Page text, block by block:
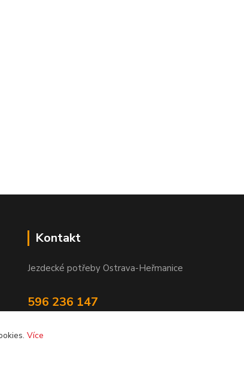
Kontakt
Jezdecké potřeby Ostrava-Heřmanice
596 236 147
Více